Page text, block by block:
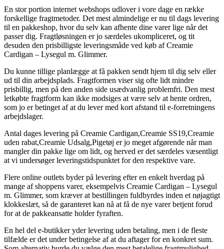
En stor portion internet webshops udlover i vore dage en række
forskellige fragtmetoder. Det mest almindelige er nu til dags levering
til en pakkeshop, hvor du selv kan afhente dine varer lige når det
passer dig. Fragtløsningen er jo særdeles ukompliceret, og tit
desuden den prisbilligste leveringsmåde ved køb af Creamie
Cardigan – Lysegul m. Glimmer.
Du kunne tillige planlægge at få pakken sendt hjem til dig selv eller
ud til din arbejdsplads. Fragtformen viser sig ofte lidt mindre
prisbillig, men på den anden side usædvanlig problemfri. Den mest
letkøbte fragtform kan ikke modsiges at være selv at hente ordren,
som jo er betinget af at du lever med kort afstand til e-forretningens
arbejdslager.
Antal dages levering på Creamie Cardigan,Creamie SS19,Creamie
uden rabat,Creamie Udsalg,Pigetøj er jo meget afgørende når man
mangler din pakke lige om lidt, og herved er det særdeles væsentligt
at vi undersøger leveringstidspunktet for den respektive vare.
Flere online outlets byder på levering efter en enkelt hverdag på
mange af shoppens varer, eksempelvis Creamie Cardigan – Lysegul
m. Glimmer, som kræver at bestillingen fuldbyrdes inden et nøjagtigt
klokkeslæt, så de garanteret kan nå at få de nye varer betjent forud
for at de pakkeansatte holder fyraften.
En hel del e-butikker yder levering uden betaling, men i de fleste
tilfælde er det under betingelse af at du aftager for en konkret sum.